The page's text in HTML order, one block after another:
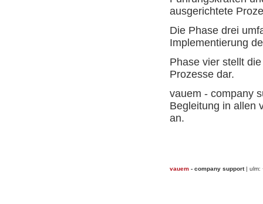
ausgerichtete
Die Phase drei
Implementierung
Phase vier stellt
Prozesse dar.
vauem - company
Begleitung in allen
an.
vauem - company support| ulm: